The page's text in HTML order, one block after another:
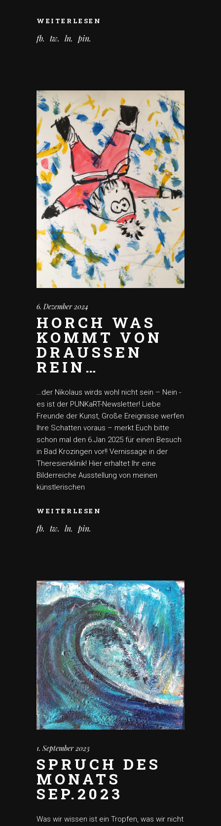
WEITERLESEN
fb tw ln pin
6. Dezember 2024
HORCH WAS
KOMMT VON
DRAUSSEN
REIN…
…der Nikolaus wirds wohl nicht sein – Nein -
es ist der PUNKaRT-Newsletter! Liebe
Freunde der Kunst, Große Ereignisse werfen
Ihre Schatten voraus – merkt Euch bitte
schon mal den 6.Jan 2025 für einen Besuch
in Bad Krozingen vor!! Vernissage in der
Theresienklinik! Hier erhaltet Ihr eine
Bilderreiche Ausstellung von meinen
künstlerischen
WEITERLESEN
fb tw ln pin
1. September 2023
SPRUCH DES
MONATS
SEP.2023
Was wir wissen ist ein Tropfen, was wir nicht